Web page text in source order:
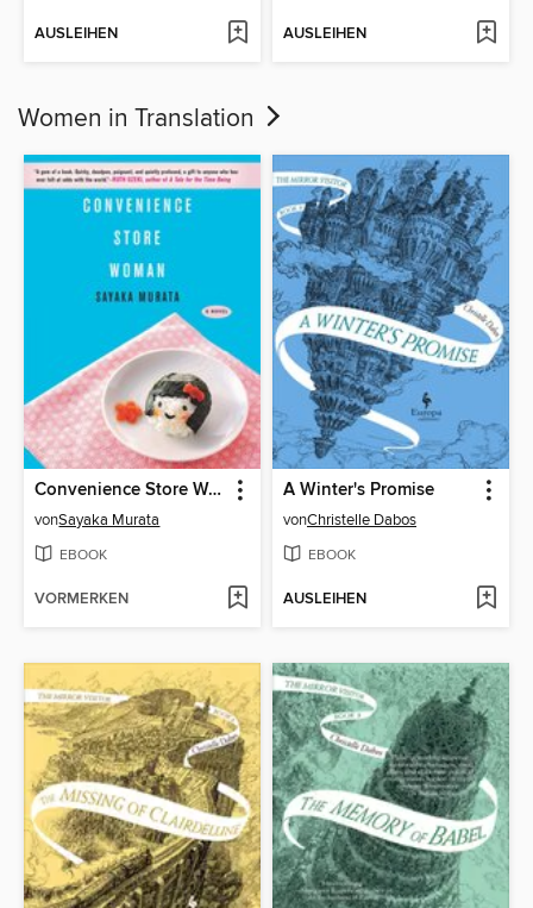
AUSLEIHEN AUSLEIHEN
Women in Translation
Convenience Store Woman
vonSayaka Murata
EBOOK
VORMERKEN
A Winter's Promise
vonChristelle Dabos
EBOOK
AUSLEIHEN